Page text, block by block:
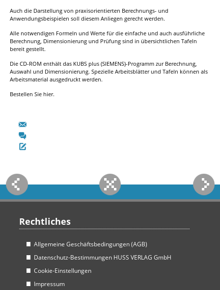
Auch die Darstellung von praxisorientierten Berechnungs- und
Anwendungsbeispielen soll diesem Anliegen gerecht werden.
Alle notwendigen Formeln und Werte für die einfache und auch ausführliche
Berechnung, Dimensionierung und Prüfung sind in übersichtlichen Tafeln
bereit gestellt.
Die CD-ROM enthält das KUBS plus (SIEMENS)-Programm zur Berechnung,
Auswahl und Dimensionierung. Spezielle Arbeitsblätter und Tafeln können als
Arbeitsmaterial ausgedruckt werden.
Bestellen Sie hier.
Rechtliches
Allgemeine Geschäftsbedingungen (AGB)
Datenschutz-Bestimmungen HUSS VERLAG GmbH
Cookie-Einstellungen
Impressum